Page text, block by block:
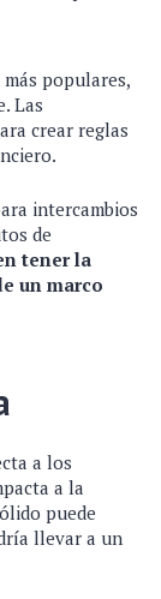
populares,
Las
crear reglas
intercambios
de
tener la
un marco
a los
a la
puede
llevar a un